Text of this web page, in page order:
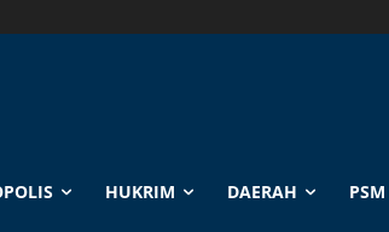
HUKRIM DAERAH PSM